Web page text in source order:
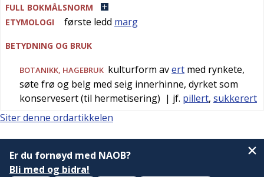
FULL BOKMÅLSNORM
ETYMOLOGI
første ledd marg
BETYDNING OG BRUK
BOTANIKK, HAGEBRUK kulturform avert med rynkete,
søte frø og belg med seig innerhinne, dyrket som
konservesert (til hermetisering) | jf. pillert, sukkerert
Siter denne ordartikkelen
Er du fornøyd med NAOB?
Bli med og bidra!